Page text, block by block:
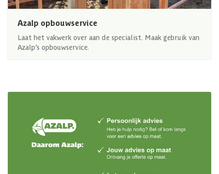
Azalp opbouwservice
Laat het vakwerk over aan de specialist. Maak gebruik van
Azalp’s opbouwservice.